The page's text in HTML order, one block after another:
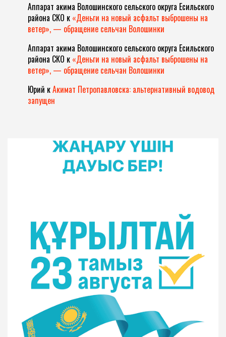
Аппарат акима Волошинского сельского округа Есильского
района СКО к «Деньги на новый асфальт выброшены на
ветер», — обращение сельчан Волошинки
Аппарат акима Волошинского сельского округа Есильского
района СКО к «Деньги на новый асфальт выброшены на
ветер», — обращение сельчан Волошинки
Юрий кАкимат Петропавловска: альтернативный водовод
запущен